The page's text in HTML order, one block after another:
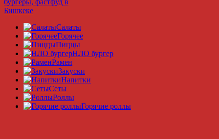
Салаты
Горячее
Пиццы
НЛО бургер
Рамeн
Закуски
Напитки
Сеты
Роллы
Горячие роллы